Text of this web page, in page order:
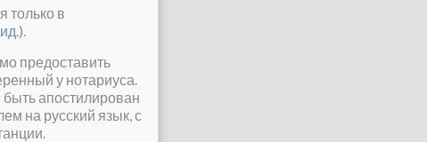
только в
).
предоставить
у нотариуса.
апостилирован
на русский язык, с